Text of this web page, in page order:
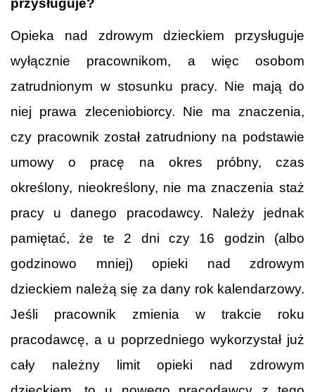
przysługuje?
Opieka nad zdrowym dzieckiem przysługuje
wyłącznie pracownikom, a więc osobom
zatrudnionym w stosunku pracy. Nie mają do
niej prawa zleceniobiorcy. Nie ma znaczenia,
czy pracownik został zatrudniony na podstawie
umowy o pracę na okres próbny, czas
określony, nieokreślony, nie ma znaczenia staż
pracy u danego pracodawcy. Należy jednak
pamiętać, że te 2 dni czy 16 godzin (albo
godzinowo mniej) opieki nad zdrowym
dzieckiem należą się za dany rok kalendarzowy.
Jeśli pracownik zmienia w trakcie roku
pracodawcę, a u poprzedniego wykorzystał już
cały należny limit opieki nad zdrowym